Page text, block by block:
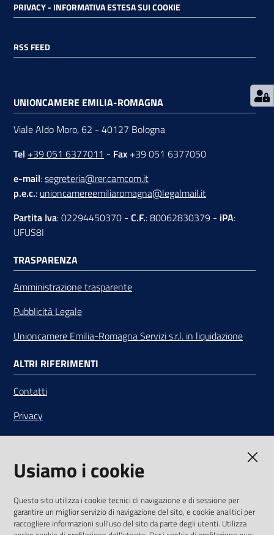
RSS
PRIVACY - INFORMATIVA ESTESA SUI COOKIE
RSS FEED
UNIONCAMERE EMILIA-ROMAGNA
Viale Aldo Moro, 62 - 40127 Bologna
Tel +39 051 6377011 - Fax +39 051 6377050
e-mail:segreteria@rer.camcom.it
p.e.c.: unioncamereemiliaromagna@legalmail.it
Partita Iva: 02294450370 - C.F.: 80062830379 - iPA:
UFUS8I
TRASPARENZA
Amministrazione trasparente
Pubblicità Legale
Unioncamere Emilia-Romagna Servizi s.r.l. in liquidazione
ALTRI RIFERIMENTI
Contatti
Privacy
Note legali
Media Policy
SEGUICI SU
Usiamo i cookie
Questo sito utilizza i cookie tecnici di navigazione e di sessione per
garantire un miglior servizio di navigazione del sito, e cookie analitici per
raccogliere informazioni sull'uso del sito da parte degli utenti. Utilizza